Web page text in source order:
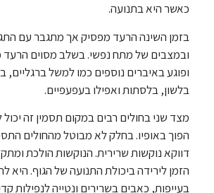
כאשר היא בתנועה.
בזמן השינה הרעד מפסיק אך מתגבר עם
ובמצבים של מתח נפשי. בשלב מסוים
ופוגע באיברים נוספים כמו למשל ברגליים,
בלשון, בלסתות ואפילו בעפעפיים.
מצד שני בחולים רבים במקום תסמין זה יכול
הפוך באופיו. בחלק לא מבוטל מהחולים
דווקא נוקשות שרירית. הנוקשות הולכת
הזמן לירידה ביכולת התנועה של הגוף. היא
בעייפות, כאבים בשרירים ונטייה לנפילות